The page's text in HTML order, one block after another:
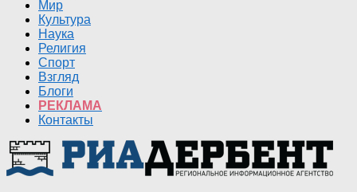
Мир
Культура
Наука
Религия
Спорт
Взгляд
Блоги
РЕКЛАМА
Контакты